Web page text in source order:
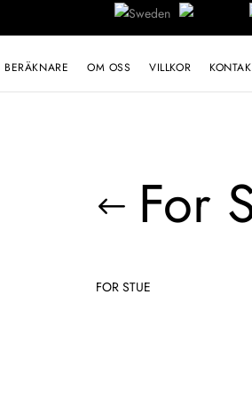
BERÄKNARE OM OSS VILLKOR
For
FOR STUE